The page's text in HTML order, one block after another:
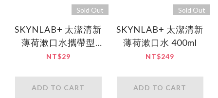
Sold Out
SKYNLAB+ 太潔清新
薄荷漱口水攜帶型
15ml(新包裝)
NT$29
ADD TO CART
Sold Out
SKYNLAB+ 太潔清新
薄荷漱口水 400ml
NT$249
ADD TO CART